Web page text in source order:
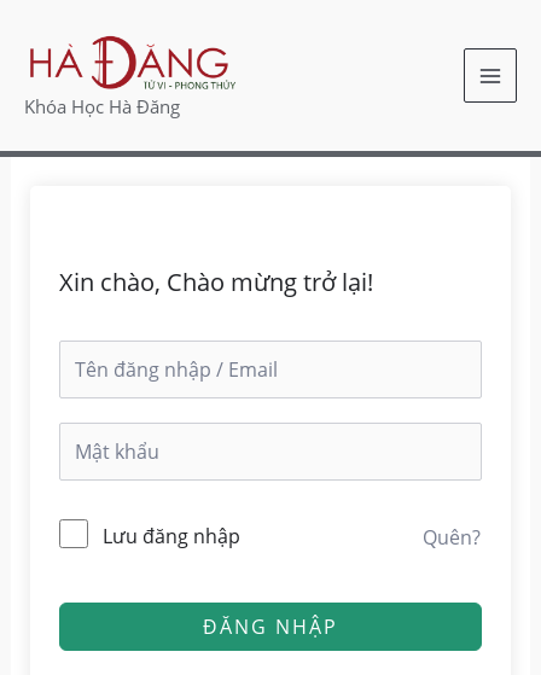
dung
Khóa Học Hà Đăng
Xin chào, Chào mừng trở lại!
Lưu đăng nhập Quên?
ĐĂNG NHẬP